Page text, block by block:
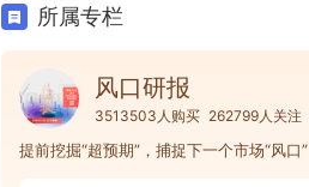
所属专栏
风口研报
3513503人购买 262799人关注
提前挖掘“超预期”，捕捉下一个市场“风口”